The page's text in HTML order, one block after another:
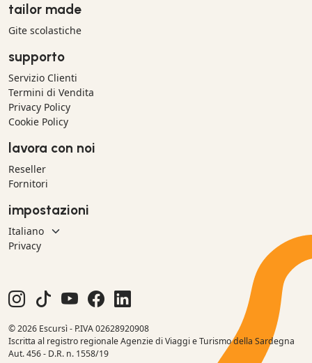
tailor made
Gite scolastiche
supporto
Servizio Clienti
Termini di Vendita
Privacy Policy
Cookie Policy
lavora con noi
Reseller
Fornitori
impostazioni
Privacy
© 2026 Escursì - P.IVA 02628920908
Iscritta al registro regionale Agenzie di Viaggi e Turismo della Sardegna
Aut. 456 - D.R. n. 1558/19